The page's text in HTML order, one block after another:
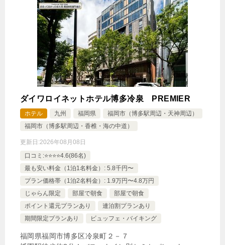
ダイワロイネットホテル博多冷泉 PREMIER
ホテル 九州 福岡県
福岡市（博多駅周辺・天神周辺）
福岡市（博多駅周辺・香椎・海の中道）
更新日:2026年08月08日
口コミ:⭐️⭐️⭐️⭐️4.6(86名)
最も安い料金（1泊1名料金）: 5.8千円〜
プラン価格帯（1泊2名料金）: 1.9万円〜4.8万円
じゃらん限定
部屋で朝食
部屋で朝食
ポイント還元プランあり
連泊割プランあり
期間限定プランあり
ビュッフェ・バイキング
福岡県福岡市博多区冷泉町２－７